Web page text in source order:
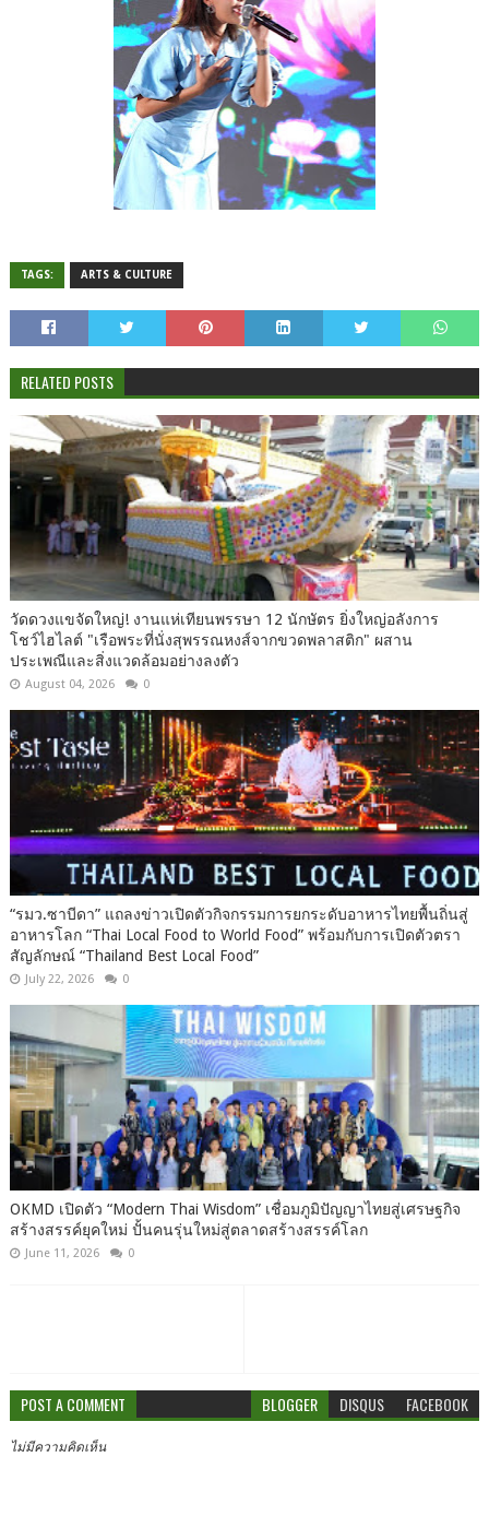
TAGS: ARTS & CULTURE
RELATED POSTS
วัดดวงแขจัดใหญ่! งานแห่เทียนพรรษา 12 นักษัตร ยิ่งใหญ่อลังการ
โชว์ไฮไลต์ "เรือพระที่นั่งสุพรรณหงส์จากขวดพลาสติก" ผสาน
ประเพณีและสิ่งแวดล้อมอย่างลงตัว
August 04, 2026 0
“รมว.ซาบีดา” แถลงข่าวเปิดตัวกิจกรรมการยกระดับอาหารไทยพื้นถิ่นสู่
อาหารโลก “Thai Local Food to World Food” พร้อมกับการเปิดตัวตรา
สัญลักษณ์ “Thailand Best Local Food”
July 22, 2026 0
OKMD เปิดตัว “Modern Thai Wisdom” เชื่อมภูมิปัญญาไทยสู่เศรษฐกิจ
สร้างสรรค์ยุคใหม่ ปั้นคนรุ่นใหม่สู่ตลาดสร้างสรรค์โลก
June 11, 2026 0
POST A COMMENT BLOGGER DISQUS FACEBOOK
ไม่มีความคิดเห็น